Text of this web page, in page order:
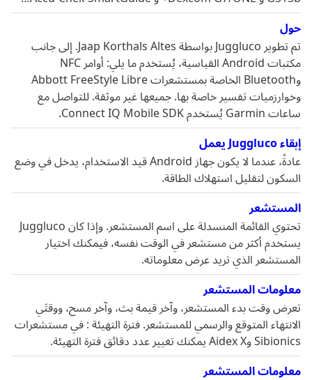
حول
تم تطوير Juggluco بواسطة Jaap Korthals Altes. إلى جانب
مكتبات Android القياسية، يُستخدم ما يلي: أوامر NFC
وBluetooth الخاصة بمستشعرات Abbott FreeStyle Libre
وخوارزميات تفسير خاصة بها. جميعها غير موثقة. للتواصل مع
ساعات Garmin يُستخدم Connect IQ Mobile SDK.
إبقاء Juggluco يعمل
عادةً، عندما لا يكون جهاز Android قيد الاستخدام، يدخل في وضع
السكون لتقليل استهلاك الطاقة.
المستشعر
تحتوي القائمة المنسدلة على اسم المستشعر. وإذا كان Juggluco
يستخدم أكثر من مستشعر في الوقت نفسه، فيمكنك اختيار
المستشعر الذي تريد عرض معلوماته.
معلومات المستشعر
تعرض وقت بدء المستشعر، وآخر قيمة بث، وآخر مسح، ووقتَي
الانتهاء المتوقع والرسمي للمستشعر. فترة التهيئة : في مستشعرات
Sibionics وAidex X يمكنك تغيير عدد دقائق فترة التهيئة.
معلومات المستشعر